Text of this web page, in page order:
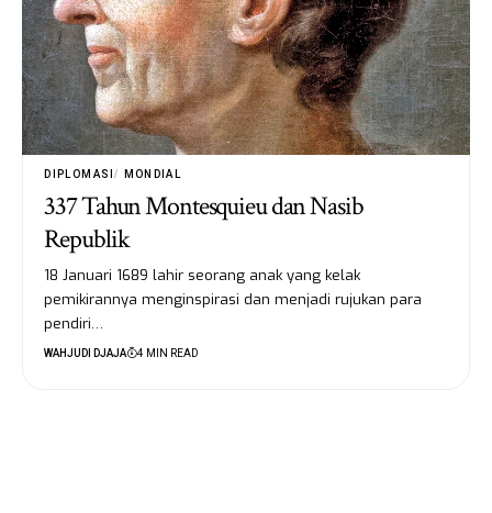
DIPLOMASI MONDIAL
337 Tahun Montesquieu dan Nasib
Republik
18 Januari 1689 lahir seorang anak yang kelak
pemikirannya menginspirasi dan menjadi rujukan para
pendiri…
WAHJUDI DJAJA 4 MIN READ